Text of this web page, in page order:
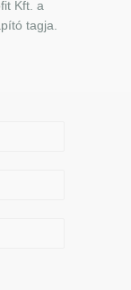
Kft. a
tagja.